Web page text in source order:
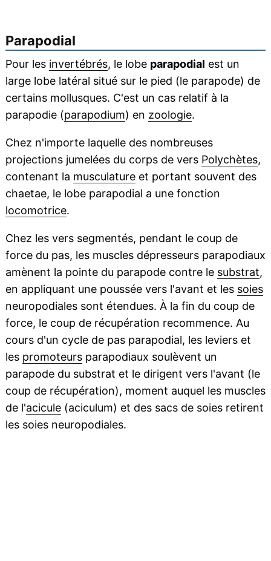
Parapodial
Pour les invertébrés, le lobe parapodial est un
large lobe latéral situé sur le pied (le parapode) de
certains mollusques. C'est un cas relatif à la
parapodie (parapodium) en zoologie.
Chez n'importe laquelle des nombreuses
projections jumelées du corps de vers Polychètes,
contenant la musculatureet portant souvent des
chaetae, le lobe parapodial a une fonction
locomotrice.
Chez les vers segmentés, pendant le coup de
force du pas, les muscles dépresseurs parapodiaux
amènent la pointe du parapode contre le substrat,
en appliquant une poussée vers l'avant et les soies
neuropodiales sont étendues. À la fin du coup de
force, le coup de récupération recommence. Au
cours d'un cycle de pas parapodial, les leviers et
les promoteursparapodiaux soulèvent un
parapode du substrat et le dirigent vers l'avant (le
coup de récupération), moment auquel les muscles
de l'acicule(aciculum) et des sacs de soies retirent
les soies neuropodiales.